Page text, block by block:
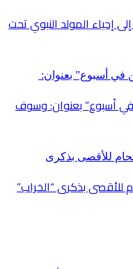
إحياء المولد النبوي تحت
في أسبوع” بعنوان: وسوف
بذكرى “الخراب”